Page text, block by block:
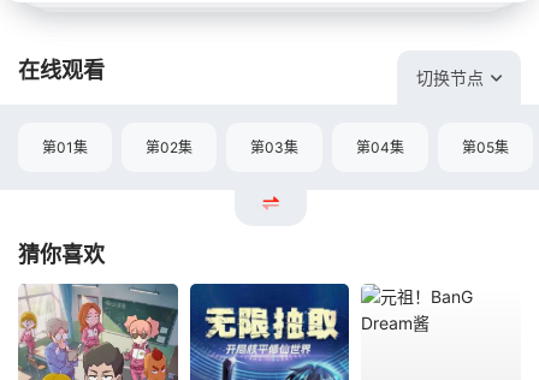
在线观看 切换节点
第01集 第02集 第03集 第04集 第05集
猜你喜欢